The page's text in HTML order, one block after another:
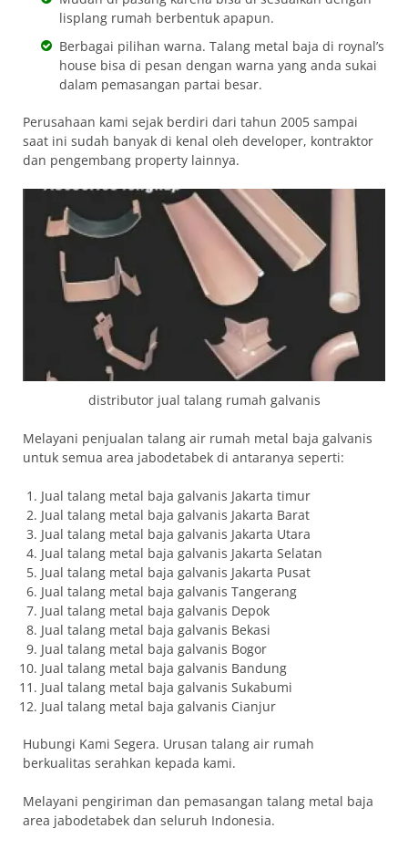
lisplang rumah berbentuk apapun.
Berbagai pilihan warna. Talang metal baja di roynal’s
house bisa di pesan dengan warna yang anda sukai
dalam pemasangan partai besar.
Perusahaan kami sejak berdiri dari tahun 2005 sampai
saat ini sudah banyak di kenal oleh developer, kontraktor
dan pengembang property lainnya.
distributor jual talang rumah galvanis
Melayani penjualan talang air rumah metal baja galvanis
untuk semua area jabodetabek di antaranya seperti:
Jual talang metal baja galvanis Jakarta timur
Jual talang metal baja galvanis Jakarta Barat
Jual talang metal baja galvanis Jakarta Utara
Jual talang metal baja galvanis Jakarta Selatan
Jual talang metal baja galvanis Jakarta Pusat
Jual talang metal baja galvanis Tangerang
Jual talang metal baja galvanis Depok
Jual talang metal baja galvanis Bekasi
Jual talang metal baja galvanis Bogor
Jual talang metal baja galvanis Bandung
Jual talang metal baja galvanis Sukabumi
Jual talang metal baja galvanis Cianjur
Hubungi Kami Segera. Urusan talang air rumah
berkualitas serahkan kepada kami.
Melayani pengiriman dan pemasangan talang metal baja
area jabodetabek dan seluruh Indonesia.